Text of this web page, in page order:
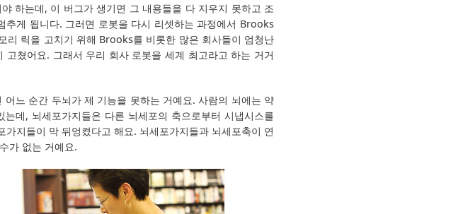
하는데, 이 버그가 생기면 그 내용들을 다 지우지 못하고 조
게 됩니다. 그러면 로봇을 다시 리셋하는 과정에서 Brooks
리 릭을 고치기 위해 Brooks를 비롯한 많은 회사들이 엄청난
쳤어요. 그래서 우리 회사 로봇을 세계 최고라고 하는 거거
느 순간 두뇌가 제 기능을 못하는 거예요. 사람의 뇌에는 약
데, 뇌세포가지들은 다른 뇌세포의 축으로부터 시냅시스를
지들이 막 뒤엉켰다고 해요. 뇌세포가지들과 뇌세포축이 연
가 없는 거예요.